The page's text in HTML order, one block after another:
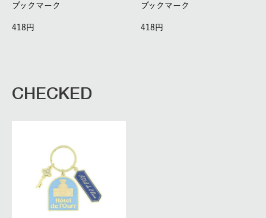
ブックマーク
418
ブックマーク
418
CHECKED